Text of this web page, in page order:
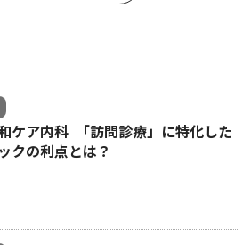
ケア内科 ｢訪問診療」に特化した
クの利点とは？